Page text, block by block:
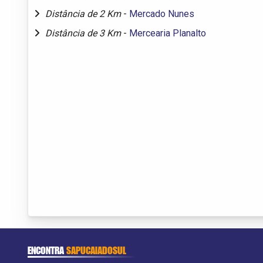
Distância de 2 Km - Mercado Nunes
Distância de 3 Km - Mercearia Planalto
ENCONTRASAPUCAIADOSUL